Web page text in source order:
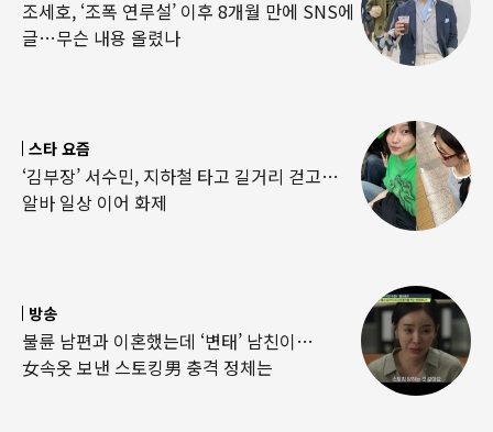
조세호, ‘조폭 연루설’ 이후 8개월 만에 SNS에
글…무슨 내용 올렸나
스타 요즘
‘김부장’ 서수민, 지하철 타고 길거리 걷고…
알바 일상 이어 화제
방송
불륜 남편과 이혼했는데 ‘변태’ 남친이…
女속옷 보낸 스토킹男 충격 정체는